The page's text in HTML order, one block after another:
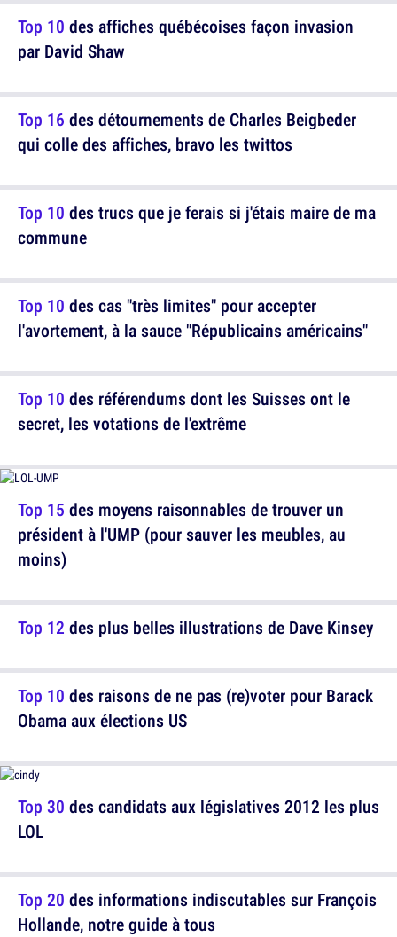
Top 16 des détournements de Charles Beigbeder
qui colle des affiches, bravo les twittos
Top 10 des cas "très limites" pour accepter
l'avortement, à la sauce "Républicains américains"
Top 15 des moyens raisonnables de trouver un
président à l'UMP (pour sauver les meubles, au
moins)
Top 10 des raisons de ne pas (re)voter pour Barack
Obama aux élections US
Top 20 des informations indiscutables sur François
Hollande, notre guide à tous
Top 10 des affiches québécoises façon invasion
par David Shaw
Top 10 des trucs que je ferais si j'étais maire de ma
commune
Top 10 des référendums dont les Suisses ont le
secret, les votations de l'extrême
Top 12 des plus belles illustrations de Dave Kinsey
Top 30 des candidats aux législatives 2012 les plus
LOL